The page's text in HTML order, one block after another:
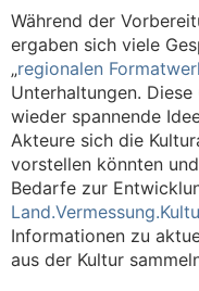
Während der
ergaben sich viele
„regionalen
Unterhaltungen.
wieder spannende
Akteure sich die
vorstellen könnten
Bedarfe zur
Informationen zu
aus der Kultur